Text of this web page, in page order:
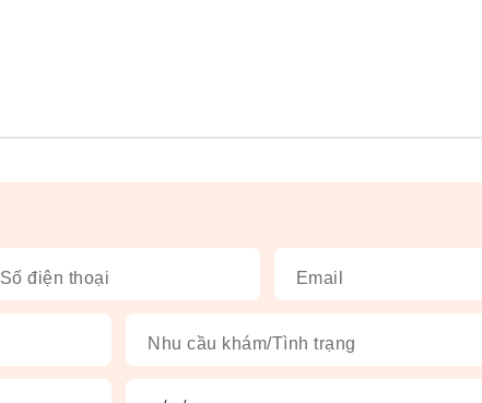
Số điện thoại Email
Nhu cầu khám/Tình trạng